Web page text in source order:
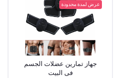
عرض لمدة محدودة
أضف إلى السلة
جهاز تمارين عضلات الجسم
فى البيت